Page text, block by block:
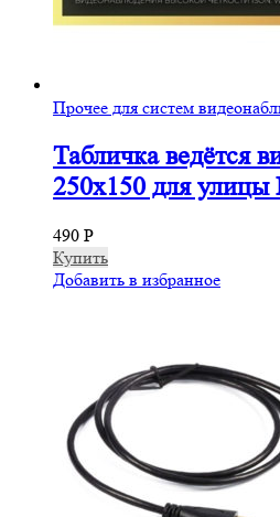
Прочее для систем
Табличка ведётся
250х150 для
490 Р
Купить
Добавить в избранное